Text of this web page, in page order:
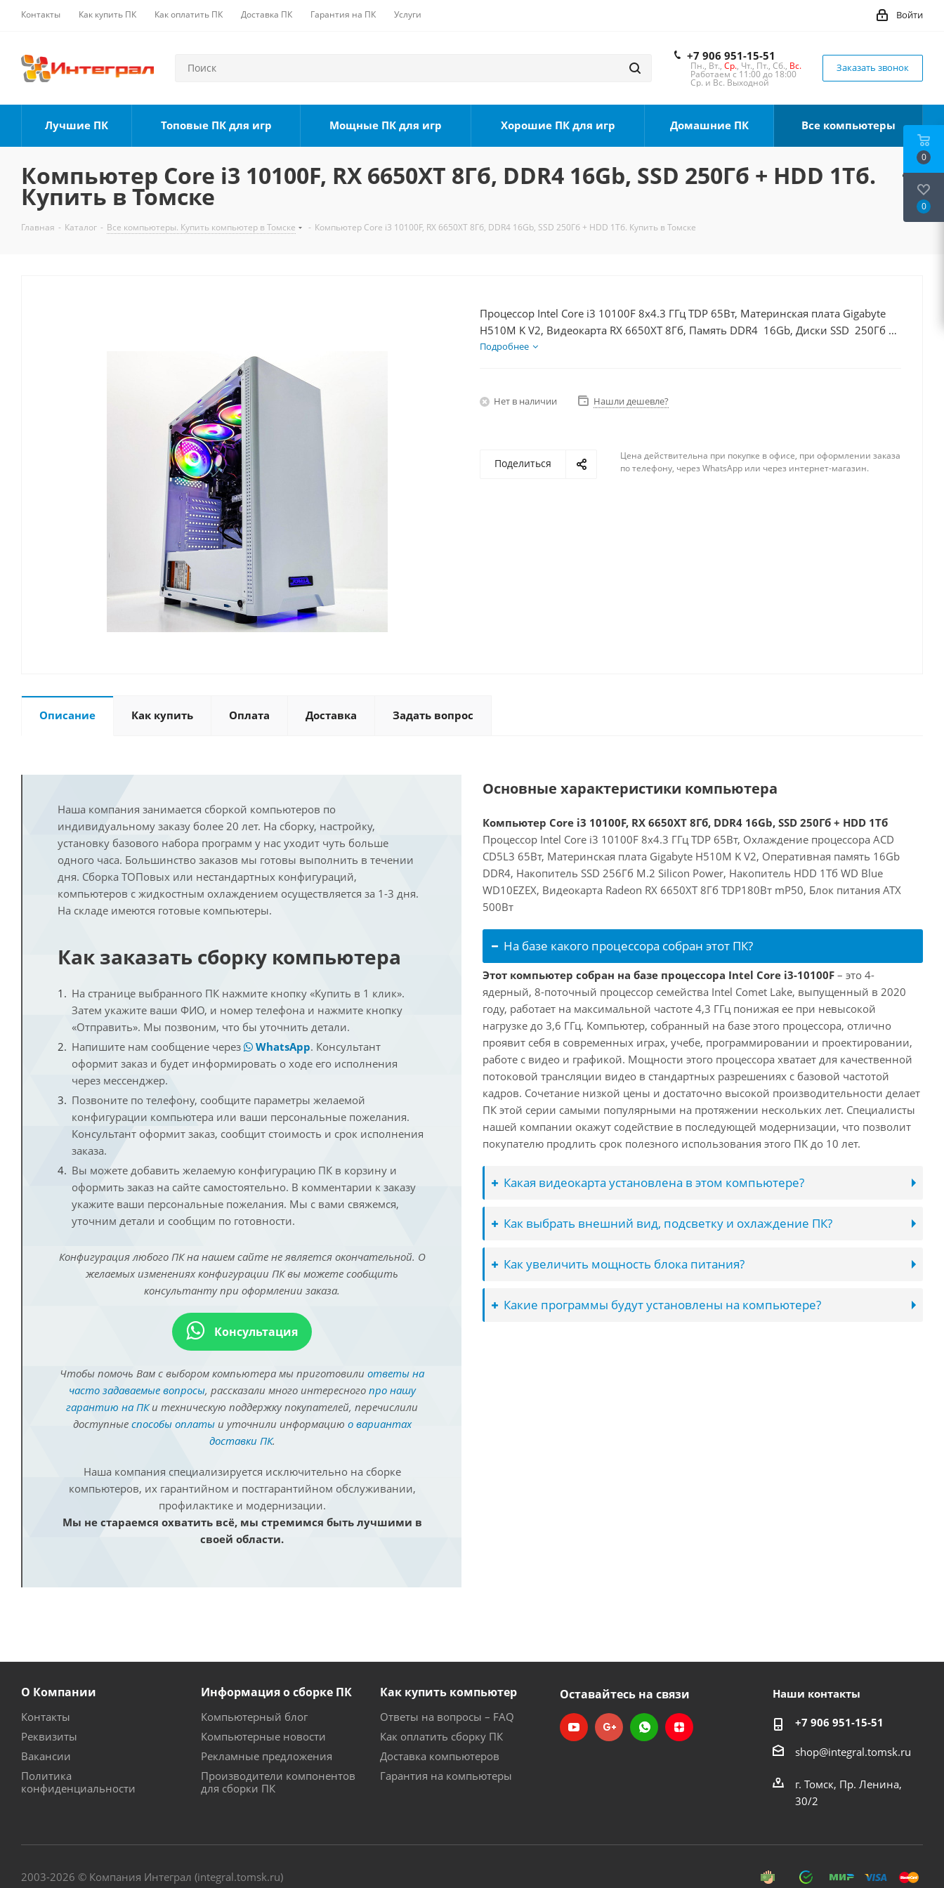
Контакты Как купить ПК Как оплатить ПК Доставка ПК Гарантия на ПК Услуги Войти
+7 906 951-15-51
Пн., Вт., Ср., Чт., Пт., Сб., Вс.
Работаем с 11:00 до 18:00
Ср. и Вс. Выходной
Заказать звонок
Лучшие ПК Топовые ПК для игр Мощные ПК для игр Хорошие ПК для игр Домашние ПК Все компьютеры
Компьютер Core i3 10100F, RX 6650XT 8Гб, DDR4 16Gb, SSD 250Гб + HDD 1Тб.
Купить в Томске
Главная - Каталог - Все компьютеры. Купить компьютер в Томске - Компьютер Core i3 10100F, RX 6650XT 8Гб, DDR4 16Gb, SSD 250Гб + HDD 1Тб. Купить в Томске
Процессор Intel Core i3 10100F 8x4.3 ГГц TDP 65Вт, Материнская плата Gigabyte
H510M K V2, Видеокарта RX 6650XT 8Гб, Память DDR4 16Gb, Диски SSD 250Гб +
HDD 1Тб, БП 500Вт
Подробнее
Нет в наличии Нашли дешевле?
Поделиться
Цена действительна при покупке в офисе, при оформлении заказа
по телефону, через WhatsApp или через интернет-магазин.
Описание Как купить Оплата Доставка Задать вопрос
Наша компания занимается сборкой компьютеров по
индивидуальному заказу более 20 лет. На сборку, настройку,
установку базового набора программ у нас уходит чуть больше
одного часа. Большинство заказов мы готовы выполнить в течении
дня. Сборка ТОПовых или нестандартных конфигураций,
компьютеров с жидкостным охлаждением осуществляется за 1-3 дня.
На складе имеются готовые компьютеры.
Как заказать сборку компьютера
На странице выбранного ПК нажмите кнопку «Купить в 1 клик».
Затем укажите ваши ФИО, и номер телефона и нажмите кнопку
«Отправить». Мы позвоним, что бы уточнить детали.
Напишите нам сообщение через
WhatsApp. Консультант
оформит заказ и будет информировать о ходе его исполнения
через мессенджер.
Позвоните по телефону, сообщите параметры желаемой
конфигурации компьютера или ваши персональные пожелания.
Консультант оформит заказ, сообщит стоимость и срок исполнения
заказа.
Вы можете добавить желаемую конфигурацию ПК в корзину и
оформить заказ на сайте самостоятельно. В комментарии к заказу
укажите ваши персональные пожелания. Мы с вами свяжемся,
уточним детали и сообщим по готовности.
Конфигурация любого ПК на нашем сайте не является окончательной. О
желаемых изменениях конфигурации ПК вы можете сообщить
консультанту при оформлении заказа.
Консультация
Чтобы помочь Вам с выбором компьютера мы приготовили ответы на
часто задаваемые вопросы, рассказали много интересного про нашу
гарантию на ПКи техническую поддержку покупателей, перечислили
доступные способы оплатыи уточнили информацию о вариантах
доставки ПК.
Наша компания специализируется исключительно на сборке
компьютеров, их гарантийном и постгарантийном обслуживании,
профилактике и модернизации.
Мы не стараемся охватить всё, мы стремимся быть лучшими в
своей области.
Основные характеристики компьютера
Компьютер Core i3 10100F, RX 6650XT 8Гб, DDR4 16Gb, SSD 250Гб + HDD 1Тб
Процессор Intel Core i3 10100F 8x4.3 ГГц TDP 65Вт, Охлаждение процессора ACD
CD5L3 65Вт, Материнская плата Gigabyte H510M K V2, Оперативная память 16Gb
DDR4, Накопитель SSD 256Гб M.2 Silicon Power, Накопитель HDD 1Тб WD Blue
WD10EZEX, Видеокарта Radeon RX 6650XT 8Гб TDP180Вт mP50, Блок питания ATX
500Вт
На базе какого процессора собран этот ПК?
Этот компьютер собран на базе процессора Intel Core i3-10100F – это 4-
ядерный, 8-поточный процессор семейства Intel Comet Lake, выпущенный в 2020
году, работает на максимальной частоте 4,3 ГГц понижая ее при невысокой
нагрузке до 3,6 ГГц. Компьютер, собранный на базе этого процессора, отлично
проявит себя в современных играх, учебе, программировании и проектировании,
работе с видео и графикой. Мощности этого процессора хватает для качественной
потоковой трансляции видео в стандартных разрешениях с базовой частотой
кадров. Сочетание низкой цены и достаточно высокой производительности делает
ПК этой серии самыми популярными на протяжении нескольких лет. Специалисты
нашей компании окажут содействие в последующей модернизации, что позволит
покупателю продлить срок полезного использования этого ПК до 10 лет.
Какая видеокарта установлена в этом компьютере?
Как выбрать внешний вид, подсветку и охлаждение ПК?
Как увеличить мощность блока питания?
Какие программы будут установлены на компьютере?
О Компании
Контакты
Реквизиты
Вакансии
Политика
конфиденциальности
Информация о сборке ПК
Компьютерный блог
Компьютерные новости
Рекламные предложения
Производители компонентов
для сборки ПК
Как купить компьютер
Ответы на вопросы – FAQ
Как оплатить сборку ПК
Доставка компьютеров
Гарантия на компьютеры
Оставайтесь на связи Наши контакты
+7 906 951-15-51
shop@integral.tomsk.ru
г. Томск, Пр. Ленина,
30/2
2003-2026 © Компания Интеграл (integral.tomsk.ru)
0
0